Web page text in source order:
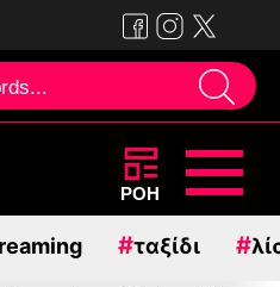
ΡΟΗ
#ταξίδι #